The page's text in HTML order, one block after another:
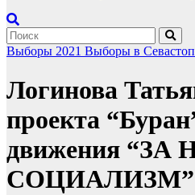
Выборы 2021 Выборы в
Логинова
проекта
движения
СОЦИАЛИЗМ”